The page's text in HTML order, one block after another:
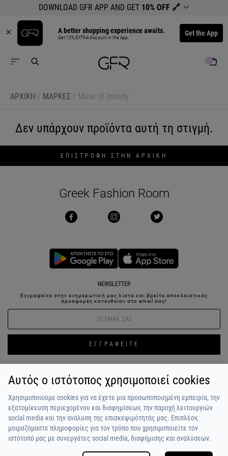
DOWNLOAD GFR APP AND GET 10% OFF 🔗
A better shopping experience awaits.
Get 10% EXTRA discount in the App. Get the App
ΑΡΧΙΚΉ / ΜΆΡΚΕΣ / Muse of Infinity
Δεν υπάρχουν προϊόντα αυτή τη στιγμή.
ΕΠΙΣΤΡΟΦΗ ΣΤΗΝ ΑΡΧΙΚΗ
Greek Fashion Room
NEWSLETTER
Εγγραφείτε στην ενημερωτική μας λίστα και βρείτε αποκλειστικές
προσφορές κατευθείαν στο email σας!
ΕΓΓΡΑΦΕΙΤΕ
ΣΥΝΔΕΣΗ / ΕΓΓΡΑΦΗ ΑΓΑΠΗΜΕΝΑ ΕΠΙΚΟΙΝΩΝΙΑ
ΟΡΟΙ ΧΡΗΣΗΣ
ΠΟΙΟΙ ΕΙΜΑΣΤΕ
ΠΛΗΡΩΜΗ / ΑΠΟΣΤΟΛΗ
ΠΟΛΙΤΙΚΗ ΑΠΟΡΡΗΤΟΥ
Η ΟΜΑΔΑ
ΣΧΟΛΙΑ
ΠΕΛΑΤΩΝ
Αυτός ο ιστότοπος χρησιμοποιεί cookies
Χρησιμοποιούμε cookies για να έχετε μια προσωποποιημένη εμπειρία, την
εξατομίκευση περιεχομένου και διαφημίσεων, την παροχή λειτουργιών
social media και την ανάλυση της επισκεψιμότητάς μας. Επιπλέον,
μοιραζόμαστε πληροφορίες για τον τρόπο που χρησιμοποιείτε τον
ιστότοπό μας με συνεργάτες social media, διαφήμισης και αναλύσεων.